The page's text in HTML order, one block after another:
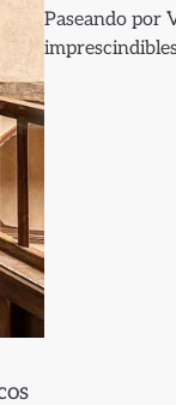
Paseando por